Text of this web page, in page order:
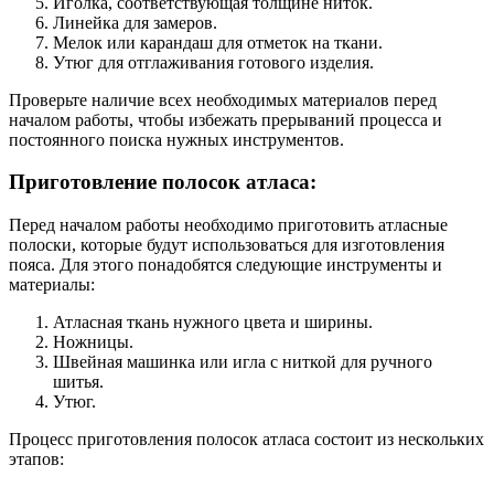
Линейка для замеров.
Мелок или карандаш для отметок на ткани.
Утюг для отглаживания готового изделия.
Проверьте наличие всех необходимых материалов перед
началом работы, чтобы избежать прерываний процесса и
постоянного поиска нужных инструментов.
Приготовление полосок атласа:
Перед началом работы необходимо приготовить атласные
полоски, которые будут использоваться для изготовления
пояса. Для этого понадобятся следующие инструменты и
материалы:
Атласная ткань нужного цвета и ширины.
Ножницы.
Швейная машинка или игла с ниткой для ручного
шитья.
Утюг.
Процесс приготовления полосок атласа состоит из нескольких
этапов: